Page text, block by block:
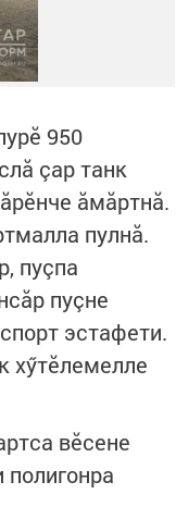
950
çар танк
ăмăртнă.
пулнă.
пуçпа
пуçне
эстафети.
хӳтӗлемелле
вӗсене